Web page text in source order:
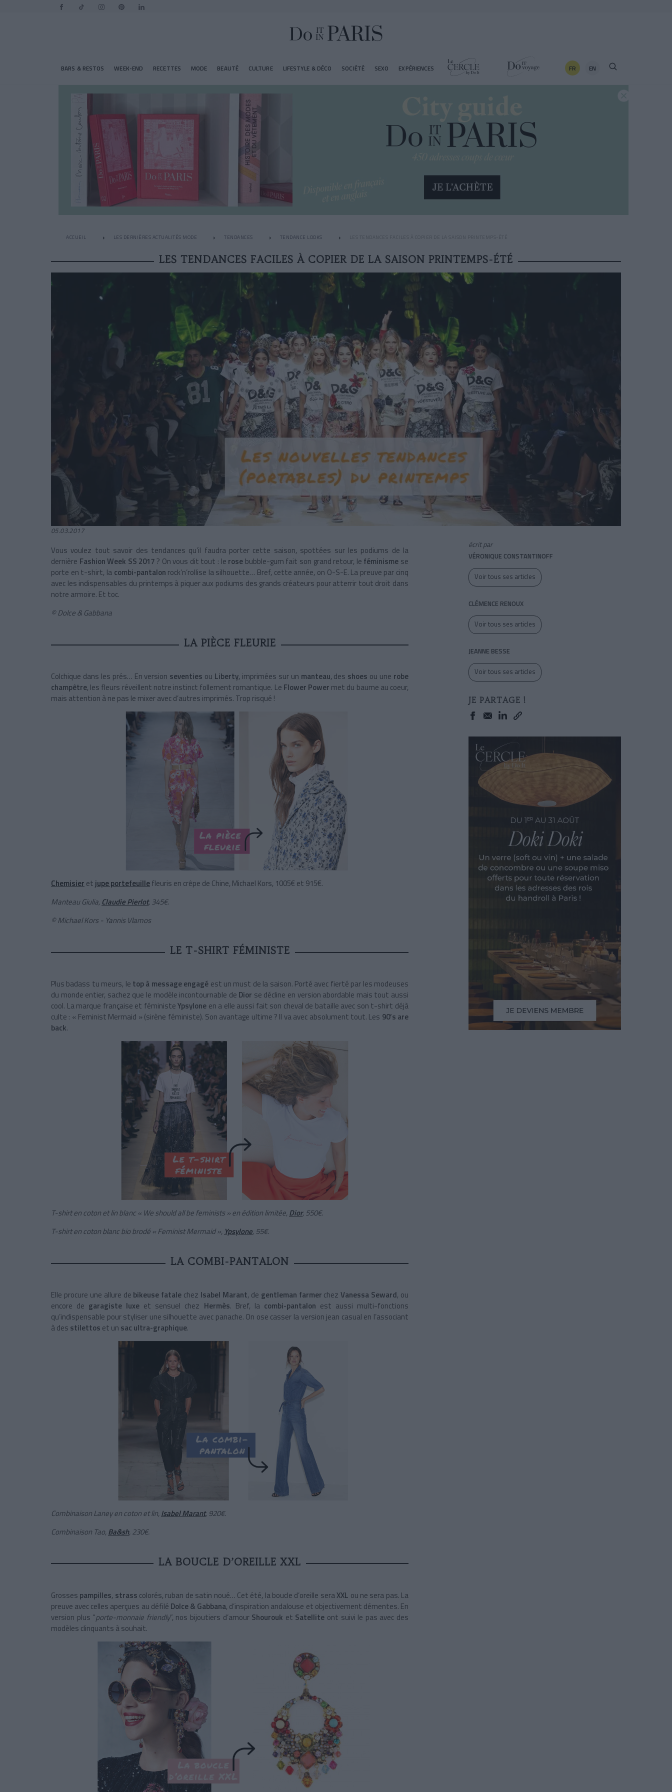
BARS & RESTOS WEEK-END RECETTES MODE BEAUTÉ CULTURE LIFESTYLE & DÉCO SOCIÉTÉ SEXO EXPÉRIENCES FR EN
ACCUEIL LES DERNIÈRES ACTUALITÉS MODE TENDANCES TENDANCE LOOKS LES TENDANCES FACILES À COPIER DE LA SAISON PRINTEMPS-ÉTÉ
LES TENDANCES FACILES À COPIER DE LA SAISON PRINTEMPS-ÉTÉ
05.03.2017
Vous voulez tout savoir des tendances qu’il faudra porter cette saison, spottées sur les podiums de la
dernière Fashion Week SS 2017? On vous dit tout : le rose bubble-gum fait son grand retour, le féminisme se
porte en t-shirt, la combi-pantalon rock’n’rollise la silhouette… Bref, cette année, on O-S-E. La preuve par cinq
avec les indispensables du printemps à piquer aux podiums des grands créateurs pour atterrir tout droit dans
notre armoire. Et toc.
© Dolce & Gabbana
LA PIÈCE FLEURIE
Colchique dans les prés… En version seventies ou Liberty, imprimées sur un manteau, des shoes ou une robe
champêtre, les fleurs réveillent notre instinct follement romantique. Le Flower Power met du baume au coeur,
mais attention à ne pas le mixer avec d’autres imprimés. Trop risqué !
Chemisier et jupe portefeuillefleuris en crêpe de Chine, Michael Kors, 1005€ et 915€.
Manteau Giulia, Claudie Pierlot, 345€.
©Michael Kors - Yannis Vlamos
LE T-SHIRT FÉMINISTE
Plus badass tu meurs, le top à messageengagé est un must de la saison. Porté avec fierté par les modeuses
du monde entier, sachez que le modèle incontournable de Dior se décline en version abordable mais tout aussi
cool. La marque française et féministeYpsylone en a elle aussi fait son cheval de bataille avec son t-shirt déjà
culte : « Feminist Mermaid » (sirène féministe). Son avantage ultime ? Il va avec absolument tout. Les 90’s are
back.
T-shirt en coton et lin blanc « We should all be feminists » en édition limitée, Dior, 550€.
T-shirt en coton blanc bio brodé « Feminist Mermaid », Ypsylone, 55€.
LA COMBI-PANTALON
Elle procure une allure de bikeuse fatale chez Isabel Marant, de gentleman farmer chezVanessa Seward, ou
encore de garagiste luxe et sensuel chez Hermès. Bref, la combi-pantalon est aussi multi-fonctions
qu’indispensable pour styliser une silhouette avec panache. On ose casser la version jean casual en l’associant
à des stilettos et un sac ultra-graphique.
Combinaison Laney en coton et lin, Isabel Marant, 920€.
Combinaison Tao, Ba&sh, 230€.
LA BOUCLE D’OREILLE XXL
Grosses pampilles, strass colorés, ruban de satin noué… Cet été, la boucle d’oreille seraXXL ou ne sera pas. La
preuve avec celles aperçues au défilé Dolce & Gabbana, d’inspiration andalouse et objectivement démentes. En
version plus “porte-monnaie friendly”, nos bijoutiers d’amour Shourouk et Satellite ont suivi le pas avec des
modèles clinquants à souhait.
écrit par
VÉRONIQUE CONSTANTINOFF
Voir tous ses articles
CLÉMENCE RENOUX
Voir tous ses articles
JEANNE BESSE
Voir tous ses articles
JE PARTAGE !